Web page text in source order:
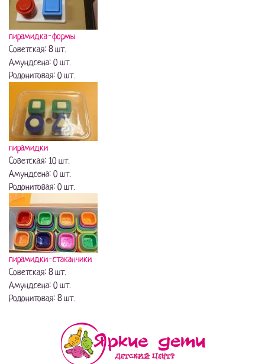
пирамидка-формы
Советская: 8 шт.
Амундсена: 0 шт.
Родонитовая: 0 шт.
пирамидки
Советская: 10 шт.
Амундсена: 0 шт.
Родонитовая: 0 шт.
пирамидки-стаканчики
Советская: 8 шт.
Амундсена: 0 шт.
Родонитовая: 8 шт.